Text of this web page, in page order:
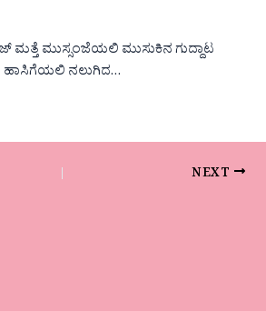
ಮತ್ತೆ ಮುಸ್ಸಂಜೆಯಲಿ ಮುಸುಕಿನ ಗುದ್ದಾಟ
ಹಾಸಿಗೆಯಲಿ ನಲುಗಿದ…
NEXT